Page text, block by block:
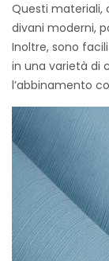
Questi materiali,
divani moderni,
Inoltre, sono
in una varietà di
l’abbinamento